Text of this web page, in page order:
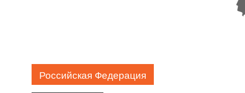
Российская Федерация